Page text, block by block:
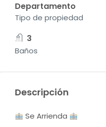
Departamento
Tipo de propiedad
3
Baños
Descripción
Se Arrienda